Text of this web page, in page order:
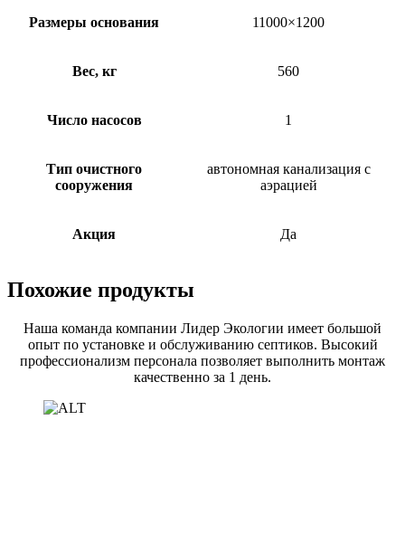
Размеры основания 11000×1200
Вес, кг 560
Число насосов 1
Тип очистного
сооружения
автономная канализация с
аэрацией
Акция Да
Похожие продукты
Наша команда компании Лидер Экологии имеет большой
опыт по установке и обслуживанию септиков. Высокий
профессионализм персонала позволяет выполнить монтаж
качественно за 1 день.